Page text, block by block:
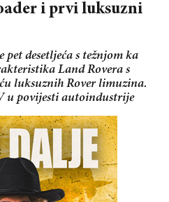
i prvi luksuzni
pet desetljeća s težnjom ka
Land Rovera s
luksuznih Rover limuzina.
u povijesti autoindustrije